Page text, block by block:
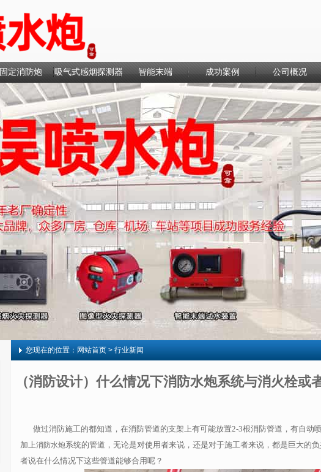
固定消防炮 吸气式感烟探测器 智能末端 成功案例 公司概况
您现在的位置： 网站首页> 行业新闻
（消防设计）什么情况下消防水炮系统与消火栓或
做过消防施工的都知道，在消防管道的支架上有可能放置2-3根消防管道，有自动
加上消防水炮系统的管道，无论是对使用者来说，还是对于施工者来说，都是巨大的
者说在什么情况下这些管道能够合用呢？